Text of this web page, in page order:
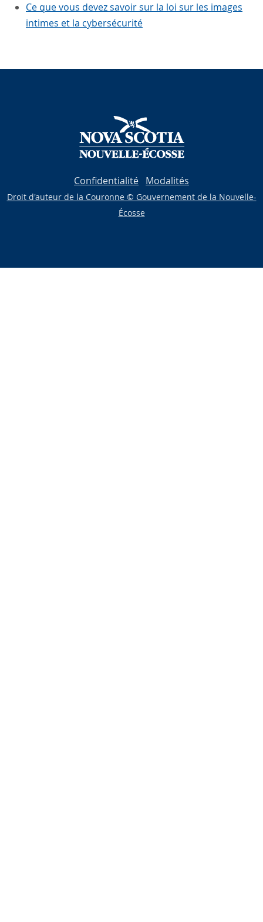
Ce que vous devez savoir sur la loi sur les images
intimes et la cybersécurité
Confidentialité Modalités
Droit d'auteur de la Couronne © Gouvernement de la Nouvelle-
Écosse